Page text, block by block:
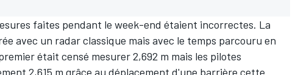
faites pendant le week-end étaient incorrectes. La
avec un radar classique mais avec le temps parcouru en
était censé mesurer 2,692 m mais les pilotes
2,615 m grâce au déplacement d'une barrière cette